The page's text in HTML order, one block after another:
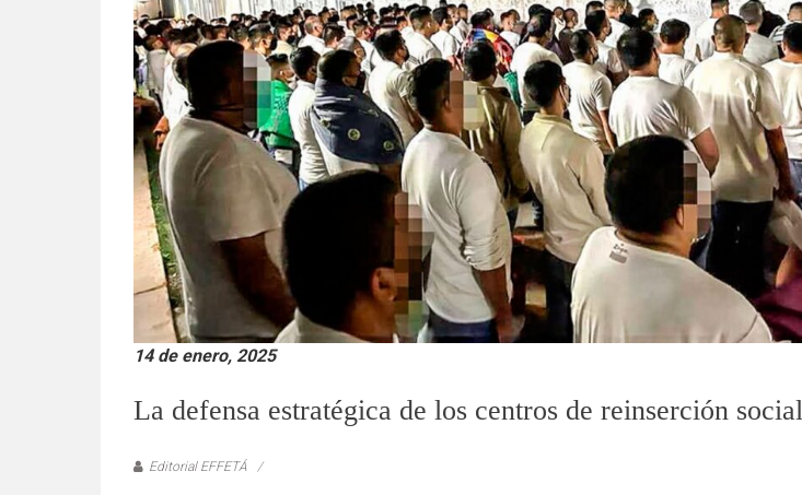
verificadas
y
al
instante,
así
como
un
análisis
serio
responsable
de
mismas.
14 de enero, 2025
La defensa estratégica de los centros de reinserción social
Editorial EFFETÁ